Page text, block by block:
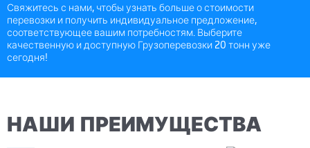
Свяжитесь с нами, чтобы узнать больше о стоимости
перевозки и получить индивидуальное предложение,
соответствующее вашим потребностям. Выберите
качественную и доступную Грузоперевозки 20 тонн уже
сегодня!
НАШИ ПРЕИМУЩЕСТВА